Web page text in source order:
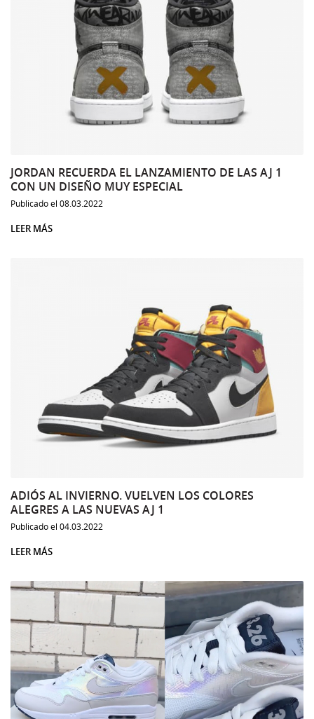
JORDAN RECUERDA EL LANZAMIENTO DE LAS AJ 1
CON UN DISEÑO MUY ESPECIAL
Publicado el 08.03.2022
LEER MÁS
ADIÓS AL INVIERNO. VUELVEN LOS COLORES
ALEGRES A LAS NUEVAS AJ 1
Publicado el 04.03.2022
LEER MÁS